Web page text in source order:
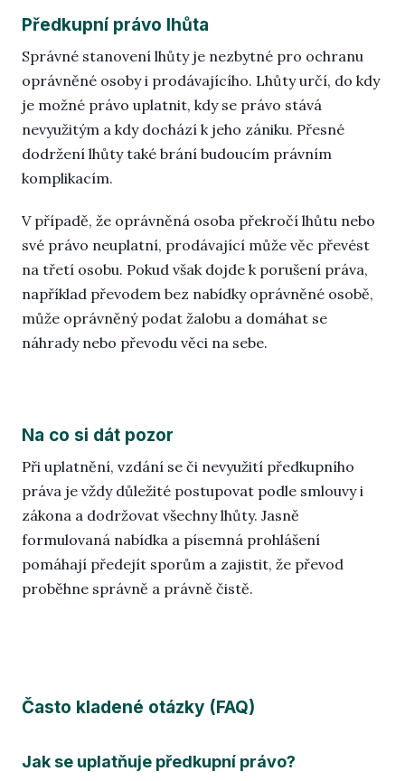
Předkupní právo lhůta
Správné stanovení lhůty je nezbytné pro ochranu
oprávněné osoby i prodávajícího. Lhůty určí, do kdy
je možné právo uplatnit, kdy se právo stává
nevyužitým a kdy dochází k jeho zániku. Přesné
dodržení lhůty také brání budoucím právním
komplikacím.
V případě, že oprávněná osoba překročí lhůtu nebo
své právo neuplatní, prodávající může věc převést
na třetí osobu. Pokud však dojde k porušení práva,
například převodem bez nabídky oprávněné osobě,
může oprávněný podat žalobu a domáhat se
náhrady nebo převodu věci na sebe.
Na co si dát pozor
Při uplatnění, vzdání se či nevyužití předkupního
práva je vždy důležité postupovat podle smlouvy i
zákona a dodržovat všechny lhůty. Jasně
formulovaná nabídka a písemná prohlášení
pomáhají předejít sporům a zajistit, že převod
proběhne správně a právně čistě.
Často kladené otázky (FAQ)
Jak se uplatňuje předkupní právo?